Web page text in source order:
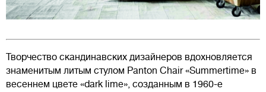
Творчество скандинавских дизайнеров вдохновляется
знаменитым литым стулом Panton Chair «Summertime» в
весеннем цвете «dark lime», созданным в 1960-е